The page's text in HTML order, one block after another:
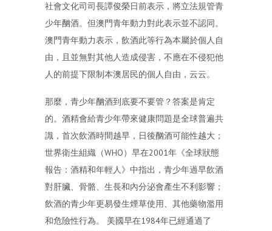
社會文化司司長譚俊榮日前表示，將立法規管青
少年酗酒。但澳門青年動力對此表示並不認同。
澳門青年動力表示，飲酒此等行為本屬於個人自
由，且並無對其他人造成侵害，不應在不侵犯他
人的前提下限制本澳居民的個人自由，云云。
那麼，青少年酗酒到底要不要管？答案是肯定
的。酒精會給青少年帶來健康問題是全球普遍共
識，首次飲酒時間越早，日後酗酒可能性越大；
世界衛生組織（WHO）早在2001年《全球狀態
報告：酒精和年輕人》中指出，青少年過早飲酒
對肝臟、骨骼、生長和內分泌會產生不利影響；
飲酒的青少年更易發生煙草使用、其他藥物濫用
和危險性行為。 美國早在1984年已經通過了